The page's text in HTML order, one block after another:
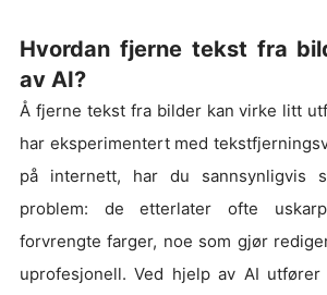
Hvordan fjerne tekst fra
av AI?
Å fjerne tekst fra bilder kan virke litt
har eksperimentert med
på internett, har du sannsynligvis
problem: de etterlater ofte
forvrengte farger, noe som gjør
uprofesjonell. Ved hjelp av AI